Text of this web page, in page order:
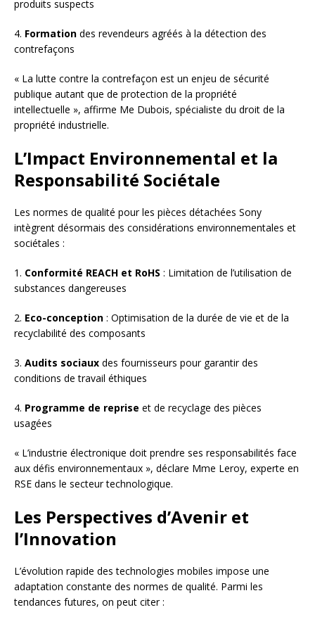
produits suspects
4. Formation des revendeurs agréés à la détection des
contrefaçons
« La lutte contre la contrefaçon est un enjeu de sécurité
publique autant que de protection de la propriété
intellectuelle », affirme Me Dubois, spécialiste du droit de la
propriété industrielle.
L’Impact Environnemental et la
Responsabilité Sociétale
Les normes de qualité pour les pièces détachées Sony
intègrent désormais des considérations environnementales et
sociétales :
1. Conformité REACH et RoHS : Limitation de l’utilisation de
substances dangereuses
2. Eco-conception : Optimisation de la durée de vie et de la
recyclabilité des composants
3. Audits sociaux des fournisseurs pour garantir des
conditions de travail éthiques
4. Programme de reprise et de recyclage des pièces
usagées
« L’industrie électronique doit prendre ses responsabilités face
aux défis environnementaux », déclare Mme Leroy, experte en
RSE dans le secteur technologique.
Les Perspectives d’Avenir et
l’Innovation
L’évolution rapide des technologies mobiles impose une
adaptation constante des normes de qualité. Parmi les
tendances futures, on peut citer :